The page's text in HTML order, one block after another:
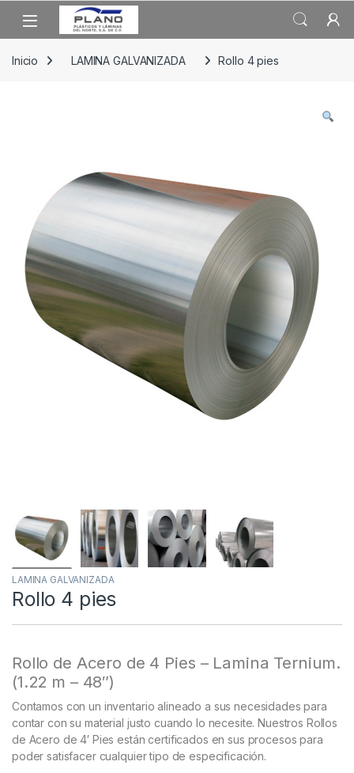
Skip to navigation
Skip to content
Open
Inicio LAMINA GALVANIZADA Rollo 4 pies
LAMINA GALVANIZADA
Rollo 4 pies
Rollo de Acero de 4 Pies – Lamina Ternium.
(1.22 m – 48″)
Contamos con un inventario alineado a sus necesidades para
contar con su material justo cuando lo necesite. Nuestros Rollos
de Acero de 4′ Pies están certificados en sus procesos para
poder satisfacer cualquier tipo de especificación.